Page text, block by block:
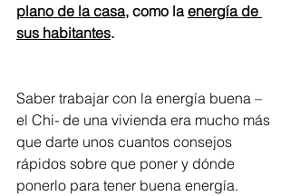
plano de la casa, como la energía de
sus habitantes.
Saber trabajar con la energía buena –
el Chi- de una vivienda era mucho más
que darte unos cuantos consejos
rápidos sobre que poner y dónde
ponerlo para tener buena energía.